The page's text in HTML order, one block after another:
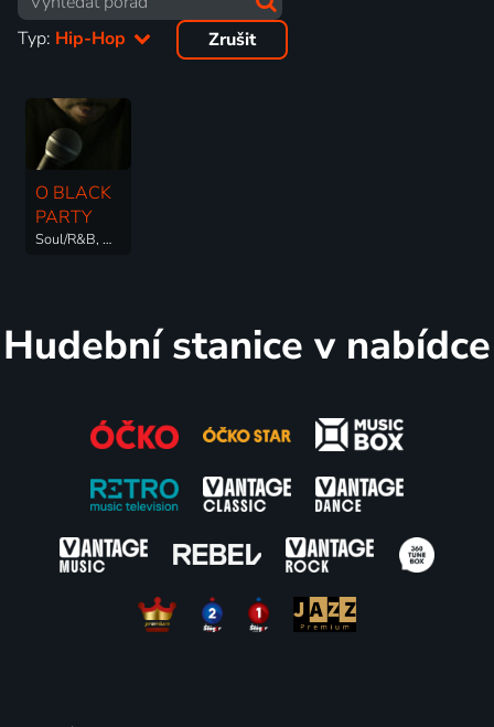
Typ: Hip-Hop Zrušit
O BLACK
PARTY
Soul/R&B, Hip-Hop
Hudební stanice v nabídce